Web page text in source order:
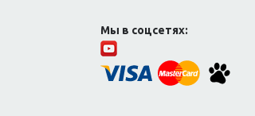
Мы в соцсетях: